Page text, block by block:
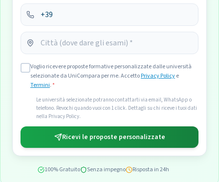
Voglio ricevere proposte formative personalizzate dalle università
selezionate da UniCompara per me. AccettoPrivacy Policye
Termini.*
Le università selezionate potranno contattarti via email, WhatsApp o
telefono. Revochi quando vuoi con 1 click. Dettagli su chi riceve i tuoi dati
nella Privacy Policy.
Ricevi le proposte personalizzate
100% Gratuito Senza impegno Risposta in 24h